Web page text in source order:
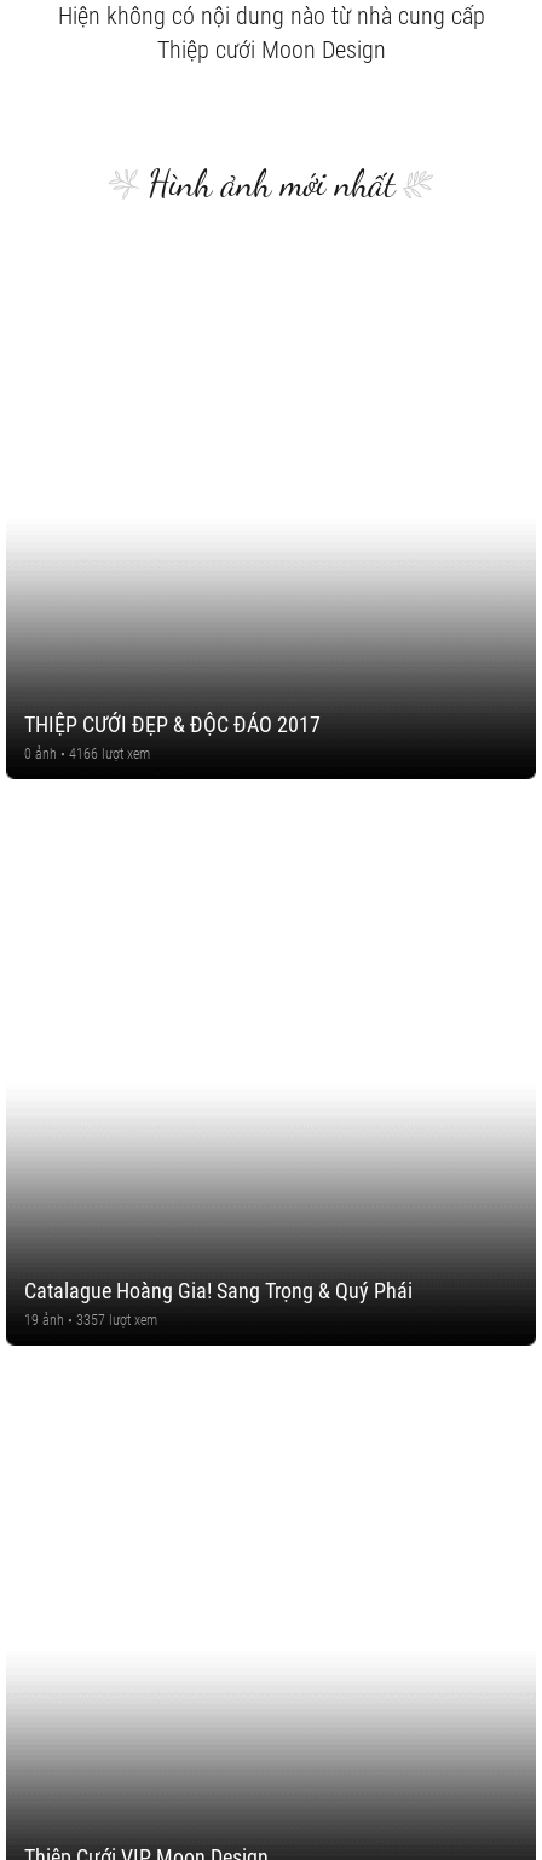
Hiện không có nội dung nào từ nhà cung cấp
Thiệp cưới Moon Design
Hình ảnh mới nhất
THIỆP CƯỚI ĐẸP & ĐỘC ĐÁO 2017
0 ảnh • 4166 lượt xem
Catalague Hoàng Gia! Sang Trọng & Quý Phái
19 ảnh • 3357 lượt xem